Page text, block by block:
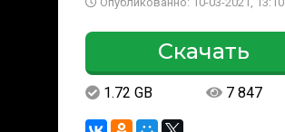
Скачать
1.72 GB 7 847